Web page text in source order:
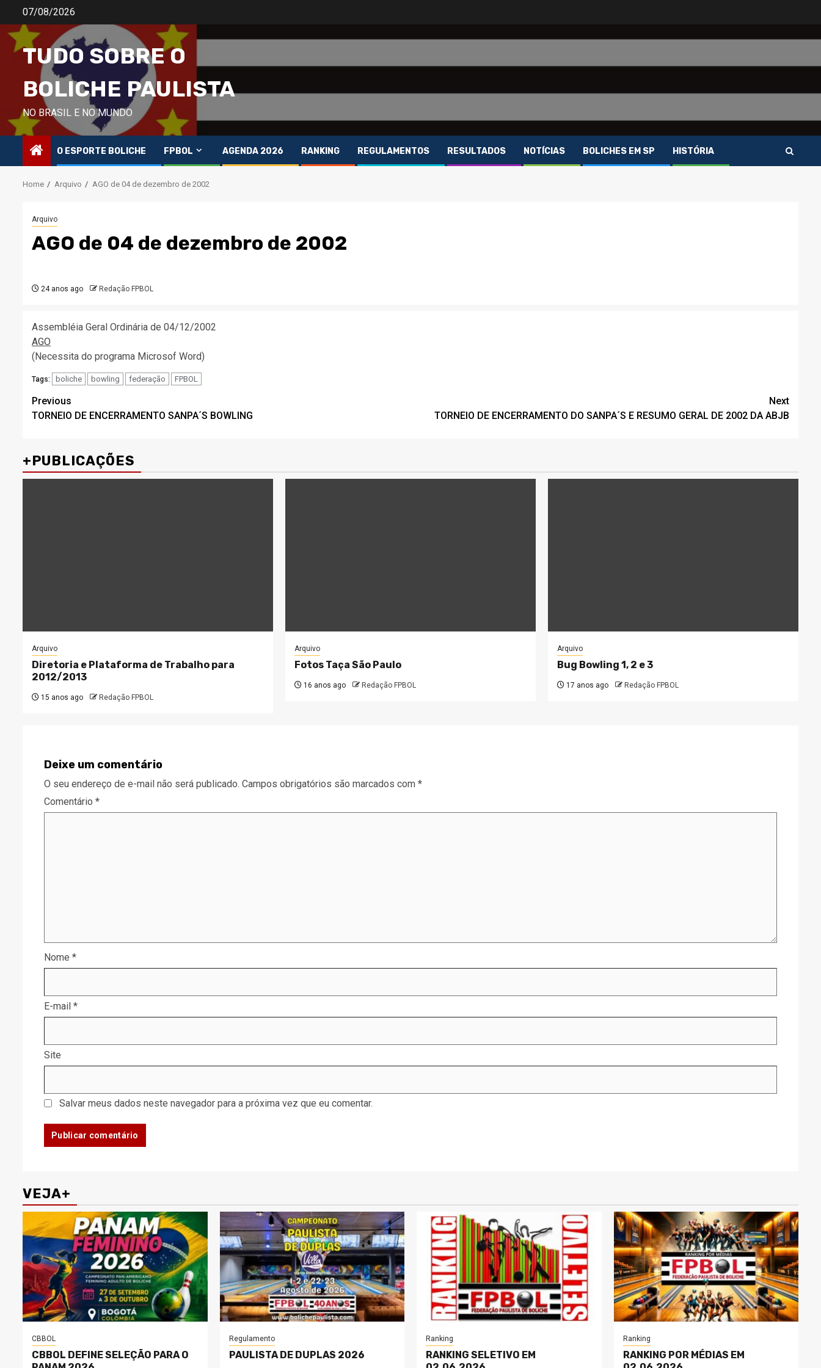
content
07/08/2026
TUDO SOBRE O
BOLICHE PAULISTA
NO BRASIL E NO MUNDO
O ESPORTE BOLICHE FPBOL AGENDA 2026 RANKING REGULAMENTOS RESULTADOS NOTÍCIAS BOLICHES EM SP HISTÓRIA
Home Arquivo AGO de 04 de dezembro de 2002
Arquivo
AGO de 04 de dezembro de 2002
24 anos ago Redação FPBOL
Assembléia Geral Ordinária de 04/12/2002
AGO
(Necessita do programa Microsof Word)
Tags: boliche bowling federação FPBOL
Post
navigation
Previous
TORNEIO DE ENCERRAMENTO SANPA´S BOWLING
Next
TORNEIO DE ENCERRAMENTO DO SANPA´S E RESUMO GERAL DE 2002 DA ABJB
+PUBLICAÇÕES
Arquivo
Diretoria e Plataforma de Trabalho para
2012/2013
15 anos ago Redação FPBOL
Arquivo
Fotos Taça São Paulo
16 anos ago Redação FPBOL
Arquivo
Bug Bowling 1, 2 e 3
17 anos ago Redação FPBOL
Deixe um comentário
O seu endereço de e-mail não será publicado. Campos obrigatórios são marcados com *
Comentário *
Nome *
E-mail *
Site
Salvar meus dados neste navegador para a próxima vez que eu comentar.
VEJA+
CBBOL
CBBOL DEFINE SELEÇÃO PARA O
Regulamento
PAULISTA DE DUPLAS 2026
Ranking
RANKING SELETIVO EM
Ranking
RANKING POR MÉDIAS EM